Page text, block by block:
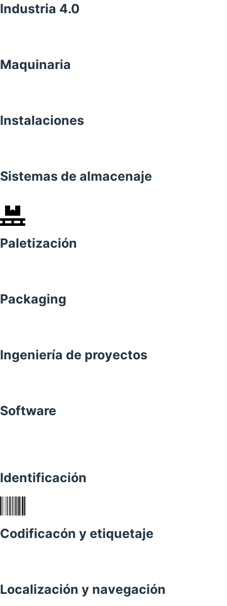
Industria 4.0
Maquinaria
Instalaciones
Sistemas de almacenaje
Paletización
Packaging
Ingeniería de proyectos
Software
Identificación
Codificacón y etiquetaje
Localización y navegación